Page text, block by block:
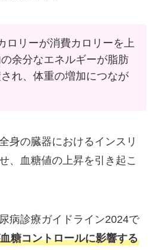
ロリーが消費カロリーを上
余分なエネルギーが脂肪
れ、体重の増加につなが
身の臓器におけるインスリ
、血糖値の上昇を引き起こ
病診療ガイドライン2024で
糖コントロールに影響する